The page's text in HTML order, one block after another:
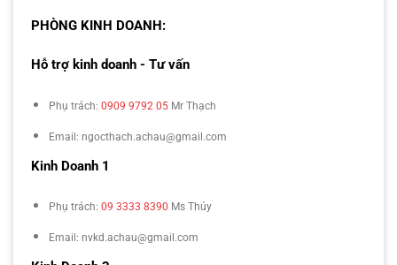
PHÒNG KINH DOANH:
Hỗ trợ kinh doanh - Tư vấn
Phụ trách: 0909 9792 05 Mr Thạch
Email: ngocthach.achau@gmail.com
Kinh Doanh 1
Phụ trách: 09 3333 8390 Ms Thúy
Email: nvkd.achau@gmail.com